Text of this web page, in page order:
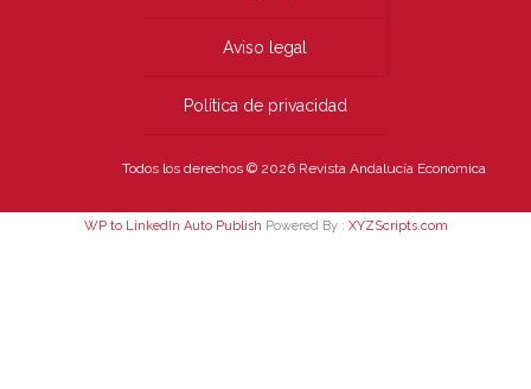
Aviso legal
Política de privacidad
Todos los derechos © 2026 Revista Andalucía Económica
WP to LinkedIn Auto Publish Powered By : XYZScripts.com